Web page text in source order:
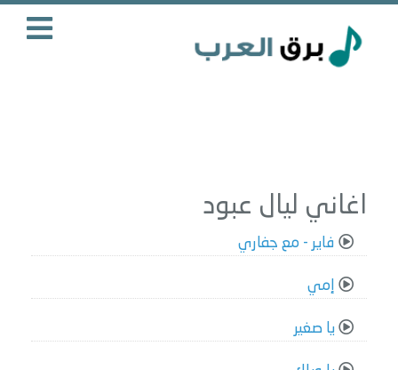
اغاني ليال عبود
فاير - مع جفاري
إمي
يا صغير